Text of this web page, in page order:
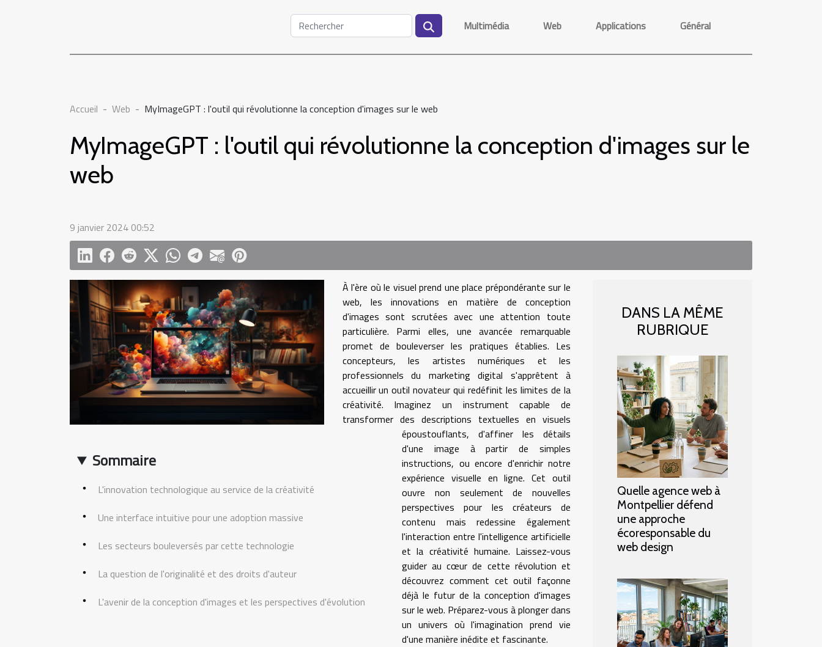
Multimédia Web Applications Général
Accueil Web MyImageGPT : l'outil qui révolutionne la conception d'images sur le web
MyImageGPT : l'outil qui révolutionne la conception d'images sur le
web
9 janvier 2024 00:52
Sommaire
L'innovation technologique au service de la créativité
Une interface intuitive pour une adoption massive
Les secteurs bouleversés par cette technologie
La question de l'originalité et des droits d'auteur
L'avenir de la conception d'images et les perspectives d'évolution
À l'ère où le visuel prend une place prépondérante sur le
web, les innovations en matière de conception
d'images sont scrutées avec une attention toute
particulière. Parmi elles, une avancée remarquable
promet de bouleverser les pratiques établies. Les
concepteurs, les artistes numériques et les
professionnels du marketing digital s'apprêtent à
accueillir un outil novateur qui redéfinit les limites de la
créativité. Imaginez un instrument capable de
transformer des descriptions textuelles en visuels
époustouflants, d'affiner les détails
d'une image à partir de simples
instructions, ou encore d'enrichir notre
expérience visuelle en ligne. Cet outil
ouvre non seulement de nouvelles
perspectives pour les créateurs de
contenu mais redessine également
l'interaction entre l'intelligence artificielle
et la créativité humaine. Laissez-vous
guider au cœur de cette révolution et
découvrez comment cet outil façonne
déjà le futur de la conception d'images
sur le web. Préparez-vous à plonger dans
un univers où l'imagination prend vie
d'une manière inédite et fascinante.
DANS LA MÊME
RUBRIQUE
Quelle agence web à
Montpellier défend
une approche
écoresponsable du
web design